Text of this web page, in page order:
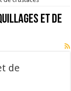
et de
de